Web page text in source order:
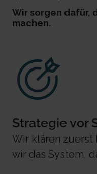
Wir sorgen dafür,
machen.
Strategie vor
Wir klären zuerst
wir das System,